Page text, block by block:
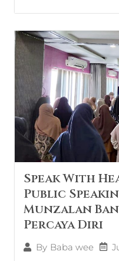
Speak With
Public
Munzalan
Percaya Diri
By Baba wee